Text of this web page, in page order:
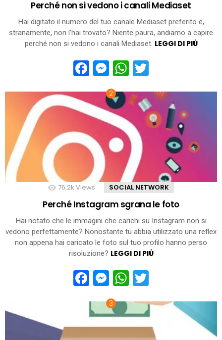
Perché non si vedono i canali Mediaset
Hai digitato il numero del tuo canale Mediaset preferito e,
stranamente, non l’hai trovato? Niente paura, andiamo a capire
perché non si vedono i canali Mediaset. LEGGI DI PIÙ
Facebook
Messenger
WhatsApp
76.2k Views SOCIAL NETWORK
Perché Instagram sgrana le foto
Hai notato che le immagini che carichi su Instagram non si
vedono perfettamente? Nonostante tu abbia utilizzato una reflex
non appena hai caricato le foto sul tuo profilo hanno perso
risoluzione? LEGGI DI PIÙ
Facebook
Messenger
WhatsApp